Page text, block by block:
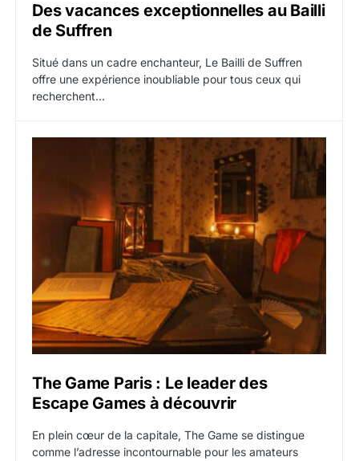
Des vacances exceptionnelles au Bailli
de Suffren
Situé dans un cadre enchanteur, Le Bailli de Suffren
offre une expérience inoubliable pour tous ceux qui
recherchent…
The Game Paris : Le leader des
Escape Games à découvrir
En plein cœur de la capitale, The Game se distingue
comme l’adresse incontournable pour les amateurs